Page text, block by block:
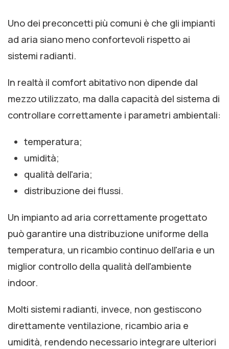
Uno dei preconcetti più comuni è che gli impianti
ad aria siano meno confortevoli rispetto ai
sistemi radianti.
In realtà il comfort abitativo non dipende dal
mezzo utilizzato, ma dalla capacità del sistema di
controllare correttamente i parametri ambientali:
temperatura;
umidità;
qualità dell'aria;
distribuzione dei flussi.
Un impianto ad aria correttamente progettato
può garantire una distribuzione uniforme della
temperatura, un ricambio continuo dell'aria e un
miglior controllo della qualità dell'ambiente
indoor.
Molti sistemi radianti, invece, non gestiscono
direttamente ventilazione, ricambio aria e
umidità, rendendo necessario integrare ulteriori